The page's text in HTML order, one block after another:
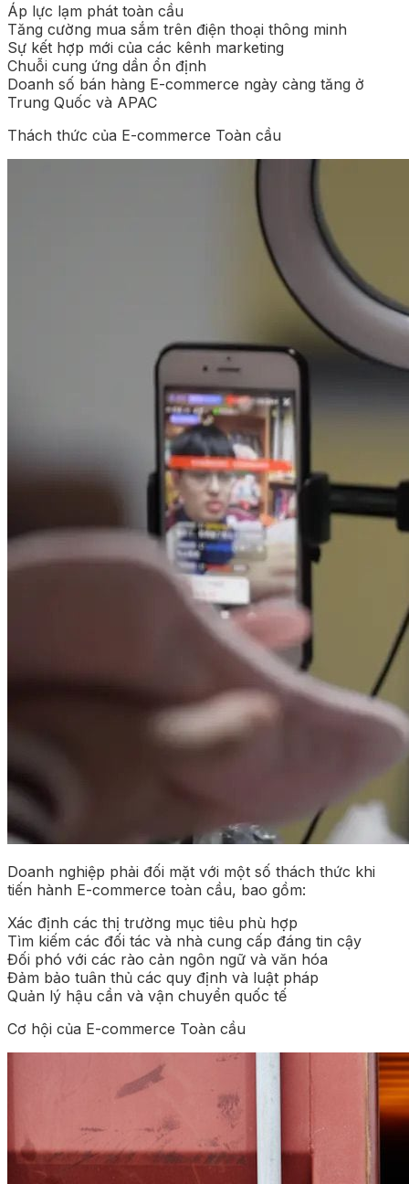
Áp lực lạm phát toàn cầu
Tăng cường mua sắm trên điện thoại thông minh
Sự kết hợp mới của các kênh marketing
Chuỗi cung ứng dần ổn định
Doanh số bán hàng E-commerce ngày càng tăng ở
Trung Quốc và APAC
Thách thức của E-commerce Toàn cầu
Doanh nghiệp phải đối mặt với một số thách thức khi
tiến hành E-commerce toàn cầu, bao gồm:
Xác định các thị trường mục tiêu phù hợp
Tìm kiếm các đối tác và nhà cung cấp đáng tin cậy
Đối phó với các rào cản ngôn ngữ và văn hóa
Đảm bảo tuân thủ các quy định và luật pháp
Quản lý hậu cần và vận chuyển quốc tế
Cơ hội của E-commerce Toàn cầu